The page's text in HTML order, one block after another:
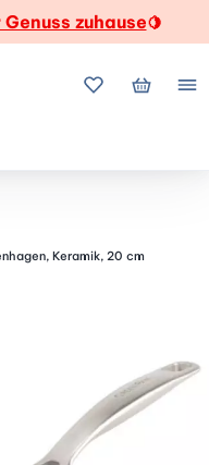
zuhause🍋
MeineMein
Keramik, 20 cm